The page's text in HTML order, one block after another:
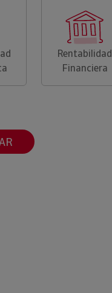
Rentabilidad
Financiera